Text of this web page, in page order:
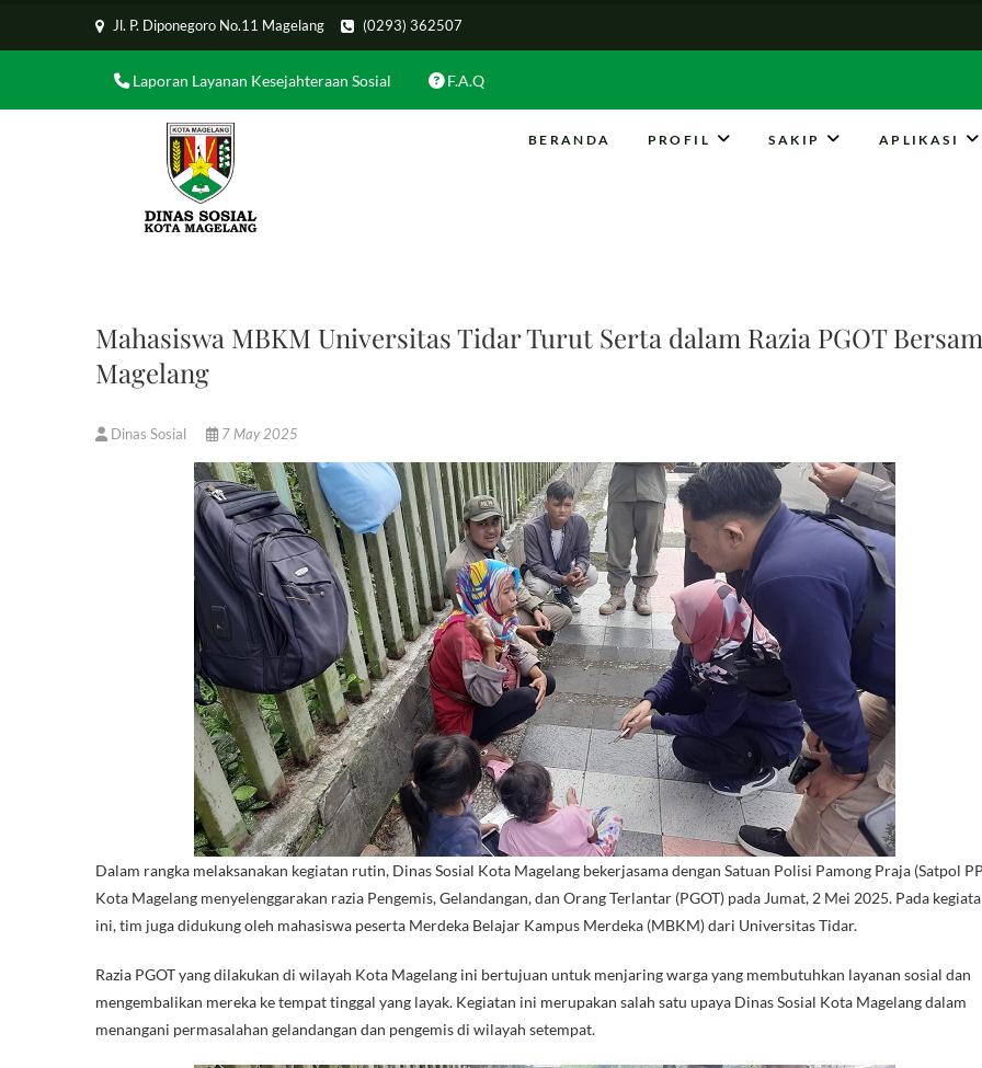
Jl. P. Diponegoro No.11 Magelang (0293) 362507
Laporan Layanan Kesejahteraan Sosial F.A.Q
BERANDA PROFIL SAKIP APLIKASI
Mahasiswa MBKM Universitas Tidar Turut Serta dalam Razia PGOT
Magelang
Dinas Sosial 7 May 2025
Dalam rangka melaksanakan kegiatan rutin, Dinas Sosial Kota Magelang bekerjasama dengan Satuan Polisi Pamong Praja (Satpol
Kota Magelang menyelenggarakan razia Pengemis, Gelandangan, dan Orang Terlantar (PGOT) pada Jumat, 2 Mei 2025. Pada
ini, tim juga didukung oleh mahasiswa peserta Merdeka Belajar Kampus Merdeka (MBKM) dari Universitas Tidar.
Razia PGOT yang dilakukan di wilayah Kota Magelang ini bertujuan untuk menjaring warga yang membutuhkan layanan sosial dan
mengembalikan mereka ke tempat tinggal yang layak. Kegiatan ini merupakan salah satu upaya Dinas Sosial Kota Magelang dalam
menangani permasalahan gelandangan dan pengemis di wilayah setempat.